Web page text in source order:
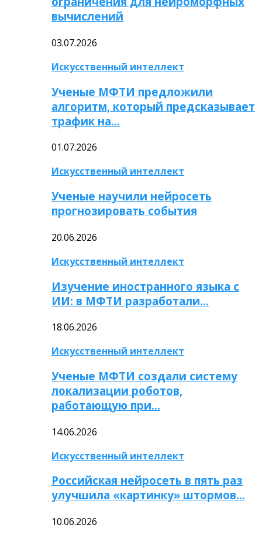
вычислений
03.07.2026
Искусственный интеллект
Ученые МФТИ предложили
алгоритм, который предсказывает
трафик на…
01.07.2026
Искусственный интеллект
Ученые научили нейросеть
прогнозировать события
20.06.2026
Искусственный интеллект
Изучение иностранного языка с
ИИ: в МФТИ разработали…
18.06.2026
Искусственный интеллект
Ученые МФТИ создали систему
локализации роботов,
работающую при…
14.06.2026
Искусственный интеллект
Российская нейросеть в пять раз
улучшила «картинку» штормов…
10.06.2026